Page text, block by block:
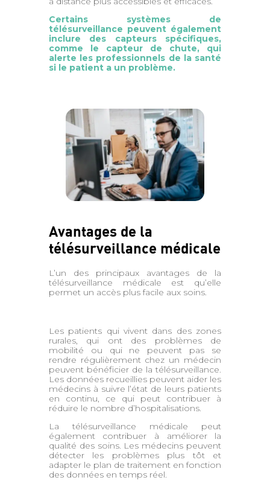
Certains systèmes de
télésurveillance peuvent également
inclure des capteurs spécifiques,
comme le capteur de chute, qui
alerte les professionnels de la santé
si le patient a un problème.
Avantages de la
télésurveillance médicale
L’un des principaux avantages de la
télésurveillance médicale est qu’elle
permet un accès plus facile aux soins.
Les patients qui vivent dans des zones
rurales, qui ont des problèmes de
mobilité ou qui ne peuvent pas se
rendre régulièrement chez un médecin
peuvent bénéficier de la télésurveillance.
Les données recueillies peuvent aider les
médecins à suivre l’état de leurs patients
en continu, ce qui peut contribuer à
réduire le nombre d’hospitalisations.
La télésurveillance médicale peut
également contribuer à améliorer la
qualité des soins. Les médecins peuvent
détecter les problèmes plus tôt et
adapter le plan de traitement en fonction
des données en temps réel.